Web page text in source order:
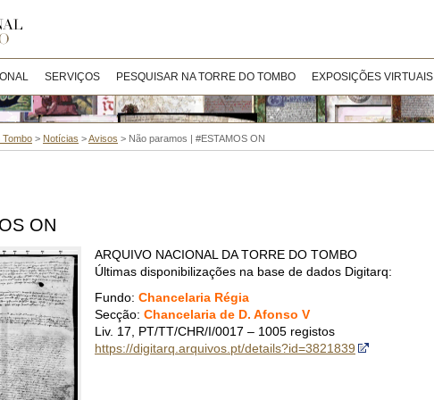
SERVIÇOS PESQUISAR NA TORRE DO TOMBO EXPOSIÇÕES VIRTUAIS
Tombo > Notícias >Avisos > Não paramos | #ESTAMOS ON
ON
ARQUIVO NACIONAL DA TORRE DO TOMBO
Últimas disponibilizações na base de dados Digitarq:
Fundo: Chancelaria Régia
Secção: Chancelaria de D. Afonso V
Liv. 17, PT/TT/CHR/I/0017 – 1005 registos
https://digitarq.arquivos.pt/details?id=3821839